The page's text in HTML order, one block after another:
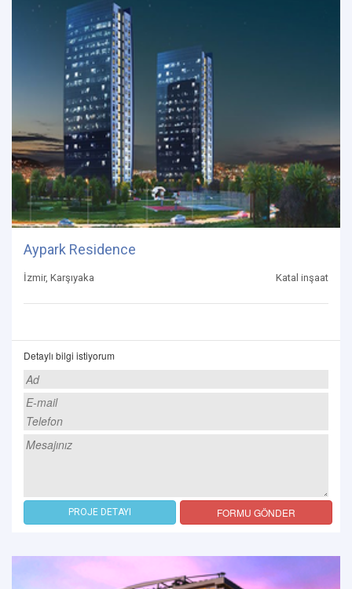
Aypark Residence
İzmir, Karşıyaka Katal inşaat
Detaylı bilgi istiyorum
PROJE DETAYI FORMU GÖNDER